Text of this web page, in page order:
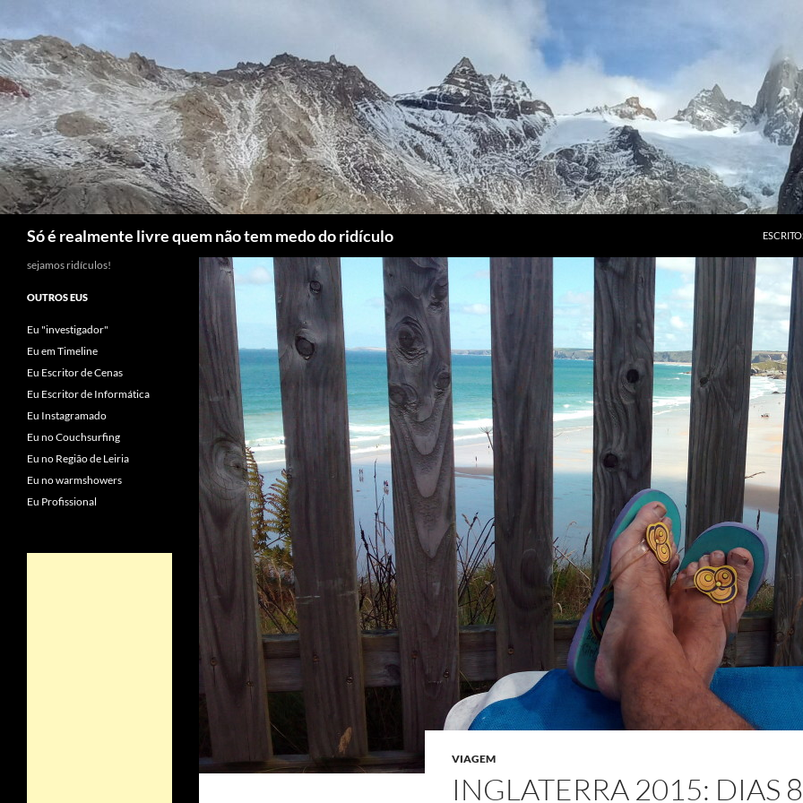
to
content
Só é realmente livre quem não tem medo do ridículo
VIAGEM
INGLATERRA 2015: DIAS
sejamos ridículos!
OUTROS EUS
Eu "investigador"
Eu em Timeline
Eu Escritor de Cenas
Eu Escritor de Informática
Eu Instagramado
Eu no Couchsurfing
Eu no Região de Leiria
Eu no warmshowers
Eu Profissional